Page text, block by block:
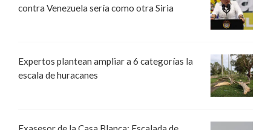
contra Venezuela sería como otra Siria
Expertos plantean ampliar a 6 categorías la
escala de huracanes